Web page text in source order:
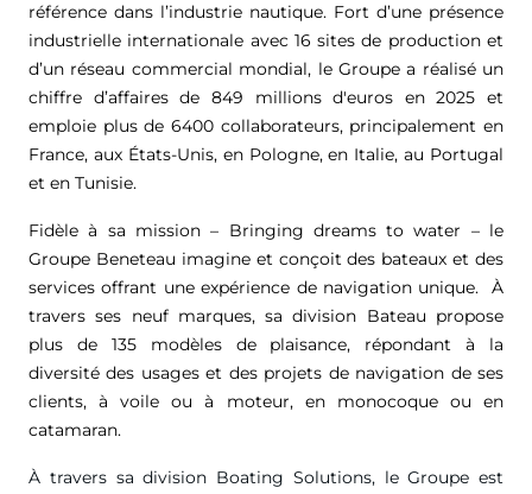
référence dans l’industrie nautique. Fort d’une présence
industrielle internationale avec 16 sites de production et
d’un réseau commercial mondial, le Groupe a réalisé un
chiffre d’affaires de 849 millions d'euros en 2025 et
emploie plus de 6400 collaborateurs, principalement en
France, aux États-Unis, en Pologne, en Italie, au Portugal
et en Tunisie.
Fidèle à sa mission – Bringing dreams to water – le
Groupe Beneteau imagine et conçoit des bateaux et des
services offrant une expérience de navigation unique. À
travers ses neuf marques, sa division Bateau propose
plus de 135 modèles de plaisance, répondant à la
diversité des usages et des projets de navigation de ses
clients, à voile ou à moteur, en monocoque ou en
catamaran.
À travers sa division Boating Solutions, le Groupe est